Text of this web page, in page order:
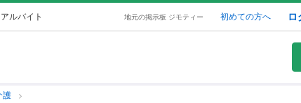
ルバイト 地元の掲示板 ジモティー 初めての方へ ロ
護